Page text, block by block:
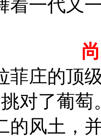
着一代又
菲庄的顶
对了葡
的风土，